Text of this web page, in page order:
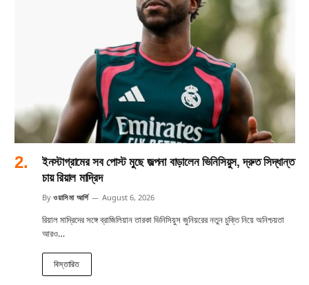
ইনস্টাগ্রামের সব পোস্ট মুছে জল্পনা বাড়ালেন ভিনিসিয়ুস, দ্রুত সিদ্ধান্ত
চায় রিয়াল মাদ্রিদ
By ওয়াসিমা আর্শি August 6, 2026
রিয়াল মাদ্রিদের সঙ্গে ব্রাজিলিয়ান তারকা ভিনিসিয়ুস জুনিয়রের নতুন চুক্তি নিয়ে অনিশ্চয়তা
আরও…
বিস্তারিত